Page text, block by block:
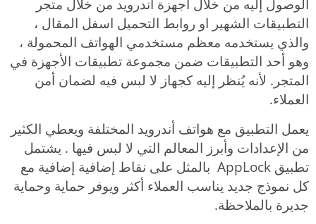
الوصول إليه من خلال أجهزة أندرويد من خلال متجر
التطبيقات الشهير او روابط التحميل اسفل المقال ،
والذي يستخدمه معظم مستخدمي الهواتف المحمولة ،
وهو أحد التطبيقات ضمن مجموعة تطبيقات الأجهزة في
المتجر. لأنه يُنظر إليه كجهاز لا لبس فيه لضمان أمن
العملاء.
يعمل التطبيق مع هواتف أندرويد المختلفة ويعطي الكثير
من الإعدادات وأبرز المعالم التي لا لبس فيها . يشتمل
تطبيق AppLock بالمثل على نقاط إضافية إضافية مع
كل نموذج جديد يناسب العملاء أكثر ويوفر حماية وحماية
جديرة بالملاحظة.